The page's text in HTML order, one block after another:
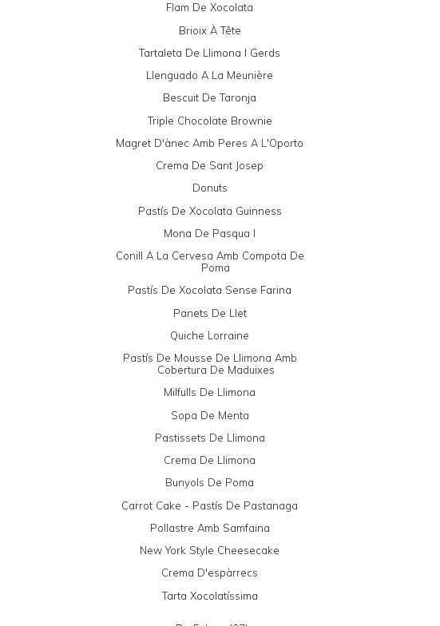
Flam De Xocolata
Brioix À Tête
Tartaleta De Llimona I Gerds
Llenguado A La Meunière
Bescuit De Taronja
Triple Chocolate Brownie
Magret D'ànec Amb Peres A L'Oporto
Crema De Sant Josep
Donuts
Pastís De Xocolata Guinness
Mona De Pasqua I
Conill A La Cervesa Amb Compota De
Poma
Pastís De Xocolata Sense Farina
Panets De Llet
Quiche Lorraine
Pastís De Mousse De Llimona Amb
Cobertura De Maduixes
Milfulls De Llimona
Sopa De Menta
Pastissets De Llimona
Crema De Llimona
Bunyols De Poma
Carrot Cake - Pastís De Pastanaga
Pollastre Amb Samfaina
New York Style Cheesecake
Crema D'espàrrecs
Tarta Xocolatíssima